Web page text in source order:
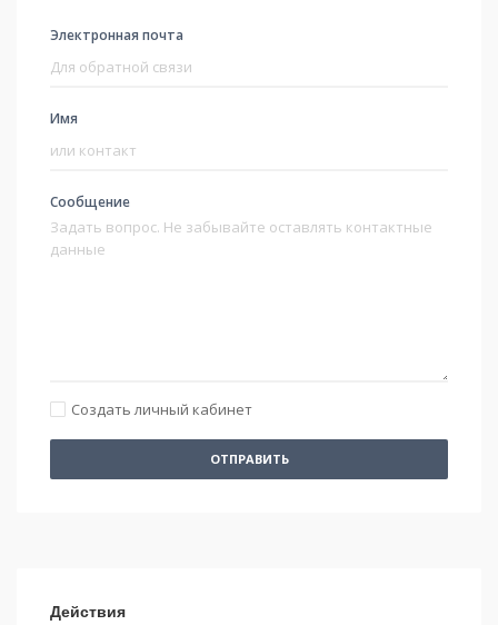
Электронная почта
Имя
Сообщение
Создать личный кабинет
ОТПРАВИТЬ
Действия